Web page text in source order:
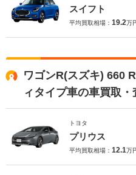
スイフト
平均買取相場： 19.2万
ワゴンR(スズキ) 660
ィタイプ車の車買取・
トヨタ
プリウス
平均買取相場： 12.1万